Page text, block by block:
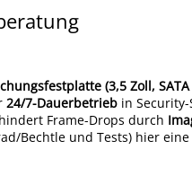
(3,5 Zoll,
24/7-Dauerbetrieb in
Frame-Drops durch
Bechtle und Tests) hier eine